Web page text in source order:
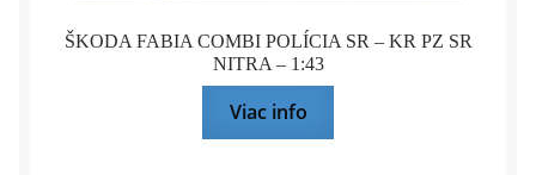
ŠKODA FABIA COMBI POLÍCIA SR – KR PZ SR
NITRA – 1:43
Viac info